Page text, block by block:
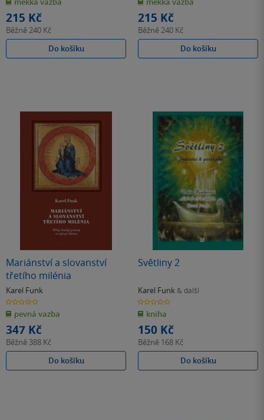
hvězdiček
215 Kč
Běžně240 Kč
Do košíku
hvězdiček
215 Kč
Běžně240 Kč
Do košíku
Mariánství a slovanství
třetího milénia
Karel Funk
0.0
z
5
hvězdiček
pevná vazba
347 Kč
Běžně 388 Kč
Do košíku
Světliny 2
Karel Funk & další
0.0
z
5
hvězdiček
kniha
150 Kč
Běžně 168 Kč
Do košíku